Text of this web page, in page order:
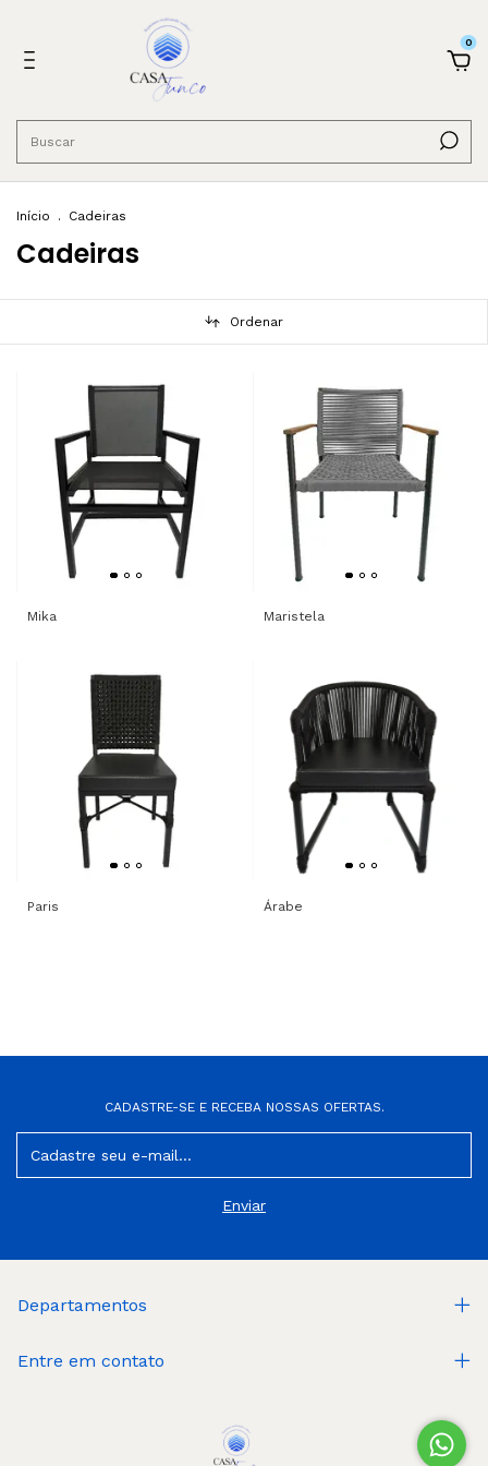
0
Início . Cadeiras
Cadeiras
Ordenar
Mika Maristela
Paris Árabe
CADASTRE-SE E RECEBA NOSSAS OFERTAS.
Departamentos
Entre em contato